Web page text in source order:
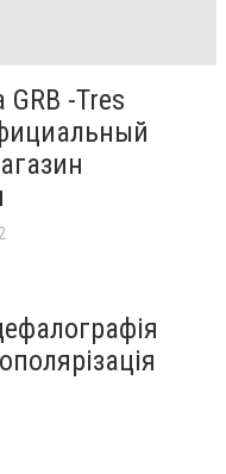
-Tres